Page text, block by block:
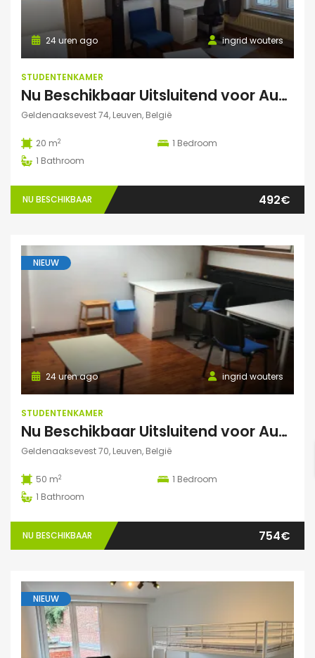
ingrid wouters
24 uren ago
STUDENTENKAMER
Nu Beschikbaar Uitsluitend voor Augustus 2026 in Leuven
Geldenaaksevest 74, Leuven, België
20 m2 1 Bedroom
1 Bathroom
NU BESCHIKBAAR 492€
NIEUW
ingrid wouters
24 uren ago
STUDENTENKAMER
Nu Beschikbaar Uitsluitend voor Augustus 2026 in Leuven Studio
Geldenaaksevest 70, Leuven, België
50 m2 1 Bedroom
1 Bathroom
NU BESCHIKBAAR 754€
NIEUW